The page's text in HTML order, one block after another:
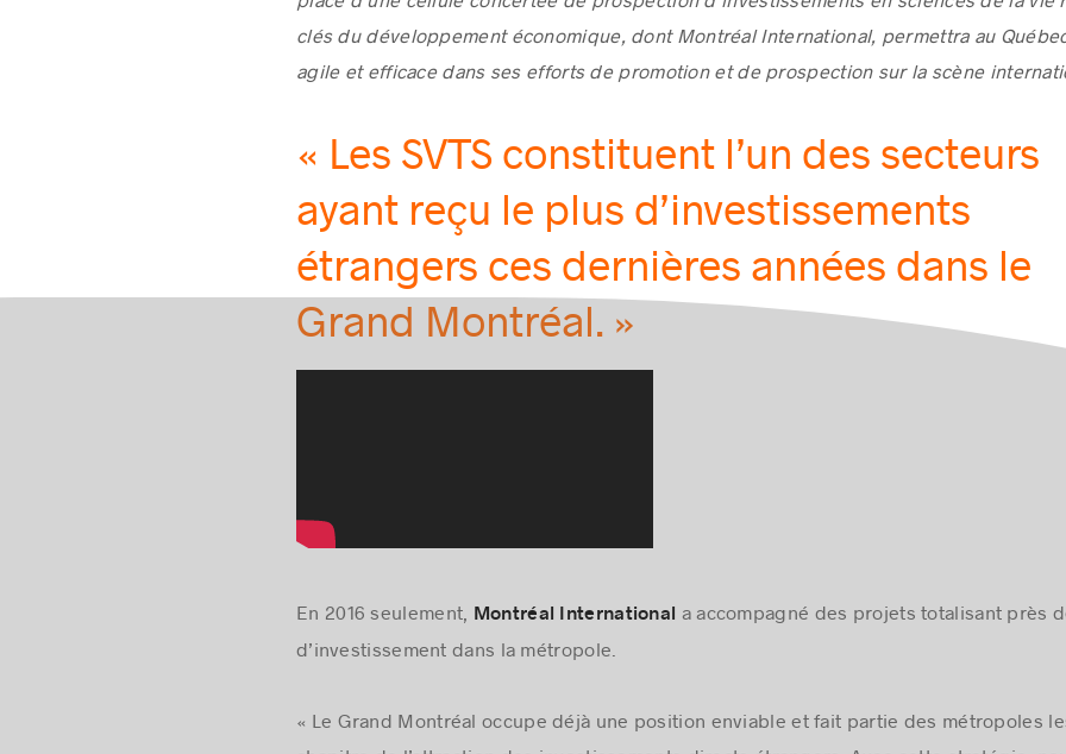
clés du développement économique, dont Montréal International, permettra au
agile et efficace dans ses efforts de promotion et de prospection sur la scène
« Les SVTS constituent l’un des secteurs
ayant reçu le plus d’investissements
étrangers ces dernières années dans le
Grand Montréal. »
En 2016 seulement, Montréal International a accompagné des projets totalisant près
d’investissement dans la métropole.
« Le Grand Montréal occupe déjà une position enviable et fait partie des métropoles